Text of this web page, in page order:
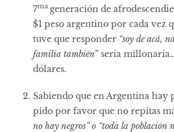
7ma generación de
$1 peso argentino por cada vez
tuve que responder “soy de acá,
familia también” sería
dólares.
Sabiendo que en Argentina hay
pido por favor que no repitas
no hay negros” o “toda la población